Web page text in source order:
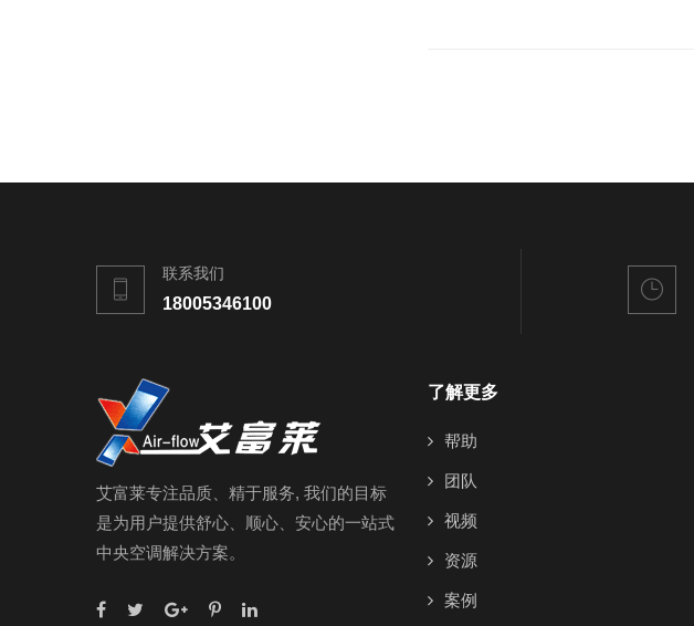
联系我们
18005346100
艾富莱专注品质、精于服务, 我们的目标
是为用户提供舒心、顺心、安心的一站式
中央空调解决方案。
了解更多
帮助
团队
视频
资源
案例